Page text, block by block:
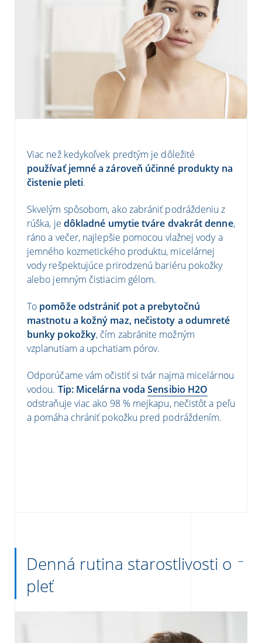
Viac než kedykoľvek predtým je dôležité
používať jemné a zároveň účinné produkty na
čistenie pleti.
Skvelým spôsobom, ako zabrániť podráždeniu z
rúška, je dôkladné umytie tváre dvakrát denne,
ráno a večer, najlepšie pomocou vlažnej vody a
jemného kozmetického produktu, micelárnej
vody rešpektujúce prirodzenú bariéru pokožky
alebo jemným čistiacim gélom.
To pomôže odstrániť pot a prebytočnú
mastnotu a kožný maz, nečistoty a odumreté
bunky pokožky, čím zabránite možným
vzplanutiam a upchatiam pórov.
Odporúčame vám očistiť si tvár najmä micelárnou
vodou. Tip: Micelárna vodaSensibio H2O
odstraňuje viac ako 98 % mejkapu, nečistôt a peľu
a pomáha chrániť pokožku pred podráždením.
Denná rutina starostlivosti o
pleť